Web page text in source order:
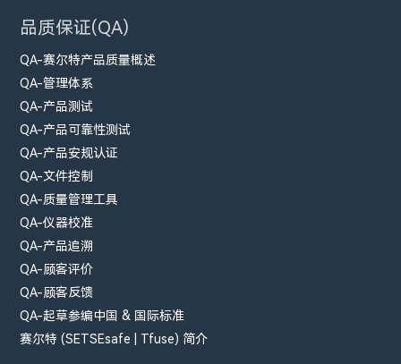
品质保证(QA)
QA-赛尔特产品质量概述
QA-管理体系
QA-产品测试
QA-产品可靠性测试
QA-产品安规认证
QA-文件控制
QA-质量管理工具
QA-仪器校准
QA-产品追溯
QA-顾客评价
QA-顾客反馈
QA-起草参编中国 & 国际标准
赛尔特 (SETSEsafe | Tfuse) 简介